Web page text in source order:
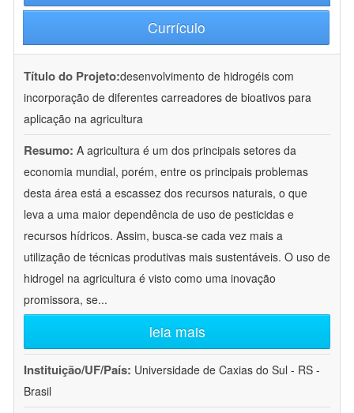
Currículo
Título do Projeto:desenvolvimento de hidrogéis com
incorporação de diferentes carreadores de bioativos para
aplicação na agricultura
Resumo: A agricultura é um dos principais setores da
economia mundial, porém, entre os principais problemas
desta área está a escassez dos recursos naturais, o que
leva a uma maior dependência de uso de pesticidas e
recursos hídricos. Assim, busca-se cada vez mais a
utilização de técnicas produtivas mais sustentáveis. O uso de
hidrogel na agricultura é visto como uma inovação
promissora, se...
leia mais
Instituição/UF/País: Universidade de Caxias do Sul - RS -
Brasil